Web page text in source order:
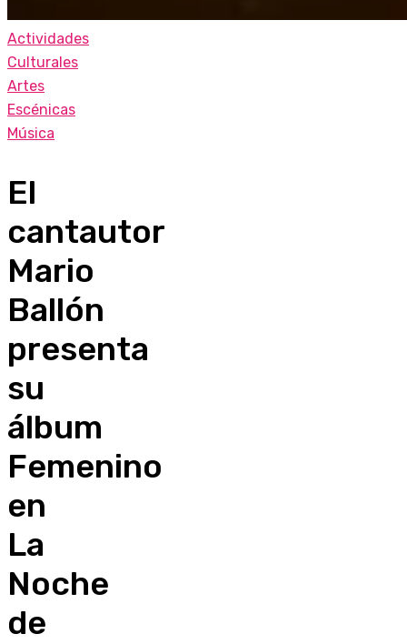
Actividades
Culturales
Artes
Escénicas
Música
El
cantautor
Mario
Ballón
presenta
su
álbum
Femenino
en
La
Noche
de